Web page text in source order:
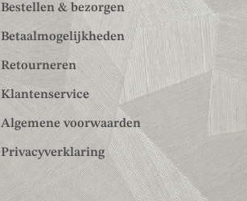
Bestellen & bezorgen
Betaalmogelijkheden
Retourneren
Klantenservice
Algemene voorwaarden
Privacyverklaring